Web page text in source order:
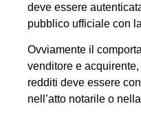
deve essere
pubblico ufficiale con
Ovviamente il
venditore e
redditi deve essere
nell’atto notarile o